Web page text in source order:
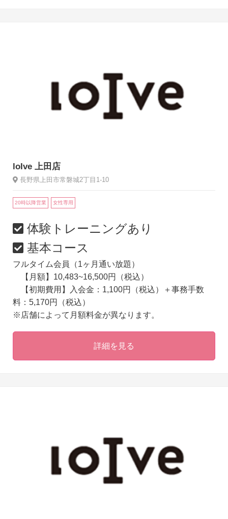
loIve 上田店
長野県上田市常磐城2丁目1-10
20時以降営業 女性専用
体験トレーニングあり
基本コース
フルタイム会員（1ヶ月通い放題）
【月額】10,483~16,500円（税込）
【初期費用】入会金：1,100円（税込）＋事務手数
料：5,170円（税込）
※店舗によって月額料金が異なります。
詳細を見る